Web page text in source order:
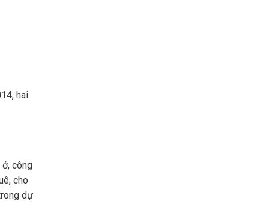
hai
công
cho
dự